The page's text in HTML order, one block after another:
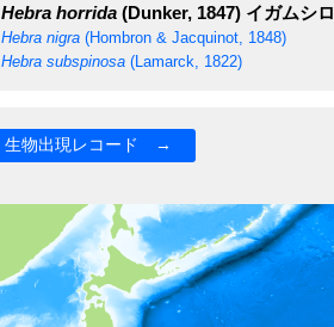
Hebra horrida (Dunker, 1847) イガムシロ
Hebra nigra (Hombron & Jacquinot, 1848)
Hebra subspinosa (Lamarck, 1822)
生物出現レコード →